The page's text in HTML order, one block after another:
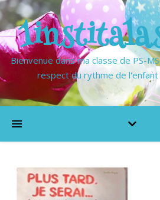
Bienvenue dans ma classe de PS-
respect du rythme de